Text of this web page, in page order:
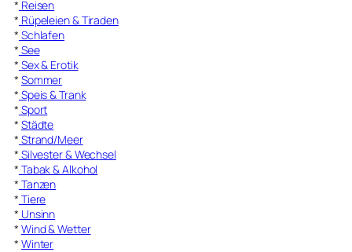
* Reisen
* Rüpeleien & Tiraden
* Schlafen
* See
* Sex & Erotik
* Sommer
* Speis & Trank
* Sport
* Städte
* Strand/Meer
* Silvester & Wechsel
* Tabak & Alkohol
* Tanzen
* Tiere
* Unsinn
* Wind & Wetter
* Winter